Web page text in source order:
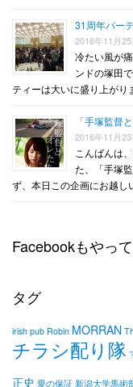
31周年パー
2016年11月25
冷たい風が
ンドの塚田
ティーは大いに盛り上が
「手塚監督
2016年11月23
こんばんは
た、「手塚
ず、本日この企画にお越
Facebookもやっ
タグ
irish pub Robin MORRAN
チラシ配り隊
正史 愛の保証 新潟大学馬術